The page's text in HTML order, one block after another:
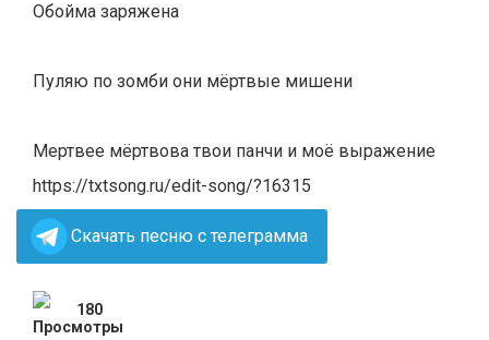
Обойма заряжена
Пуляю по зомби они мëртвые мишени
Мертвее мëртвова твои панчи и моë выражение
https://txtsong.ru/edit-song/?16315
Скачать песню с телеграмма
180